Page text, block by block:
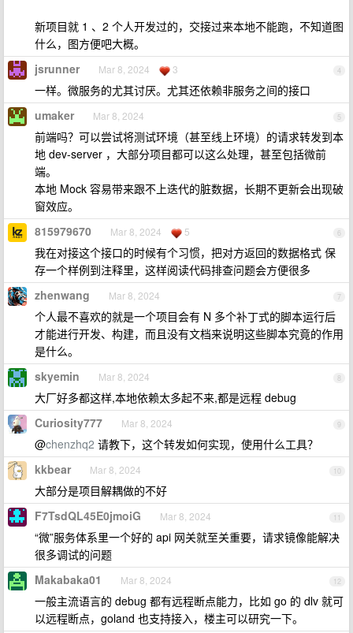
新项目就 1 、2 个人开发过的，交接过来本地不能跑，不知道图
什么，图方便吧大概。
4
jsrunner Mar 8, 2024 3
一样。微服务的尤其讨厌。尤其还依赖非服务之间的接口
5
umaker Mar 8, 2024
前端吗？可以尝试将测试环境（甚至线上环境）的请求转发到本
地 dev-server ，大部分项目都可以这么处理，甚至包括微前
端。
本地 Mock 容易带来跟不上迭代的脏数据，长期不更新会出现破
窗效应。
6
815979670 Mar 8, 2024 5
我在对接这个接口的时候有个习惯，把对方返回的数据格式 保
存一个样例到注释里，这样阅读代码排查问题会方便很多
7
zhenwang Mar 8, 2024
个人最不喜欢的就是一个项目会有 N 多个补丁式的脚本运行后
才能进行开发、构建，而且没有文档来说明这些脚本究竟的作用
是什么。
8
skyemin Mar 8, 2024
大厂好多都这样,本地依赖太多起不来,都是远程 debug
9
Curiosity777 Mar 8, 2024
@chenzhq2 请教下，这个转发如何实现，使用什么工具？
10
kkbear Mar 8, 2024
大部分是项目解耦做的不好
11
F7TsdQL45E0jmoiG Mar 8, 2024
“微”服务体系里一个好的 api 网关就至关重要，请求镜像能解决
很多调试的问题
12
Makabaka01 Mar 8, 2024
一般主流语言的 debug 都有远程断点能力，比如 go 的 dlv 就可
以远程断点，goland 也支持接入，楼主可以研究一下。